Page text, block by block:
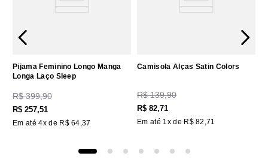
Pijama Feminino Longo Manga
Longa Laço Sleep
R$ 399,90
R$ 257,51
Em até4x de R$ 64,37
Camisola Alças Satin Colors
R$ 139,90
R$ 82,71
Em até 1x de R$ 82 ,71